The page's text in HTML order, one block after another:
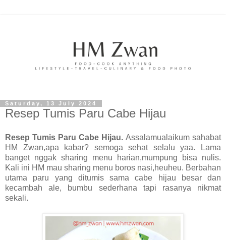
Saturday, 13 July 2024
Resep Tumis Paru Cabe Hijau
Resep Tumis Paru Cabe Hijau. Assalamualaikum sahabat
HM Zwan,apa kabar? semoga sehat selalu yaa. Lama
banget nggak sharing menu harian,mumpung bisa nulis.
Kali ini HM mau sharing menu boros nasi,heuheu. Berbahan
utama paru yang ditumis sama cabe hijau besar dan
kecambah ale, bumbu sederhana tapi rasanya nikmat
sekali.